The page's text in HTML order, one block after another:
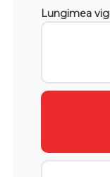
Lungimea